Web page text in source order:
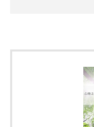
メールアドレス